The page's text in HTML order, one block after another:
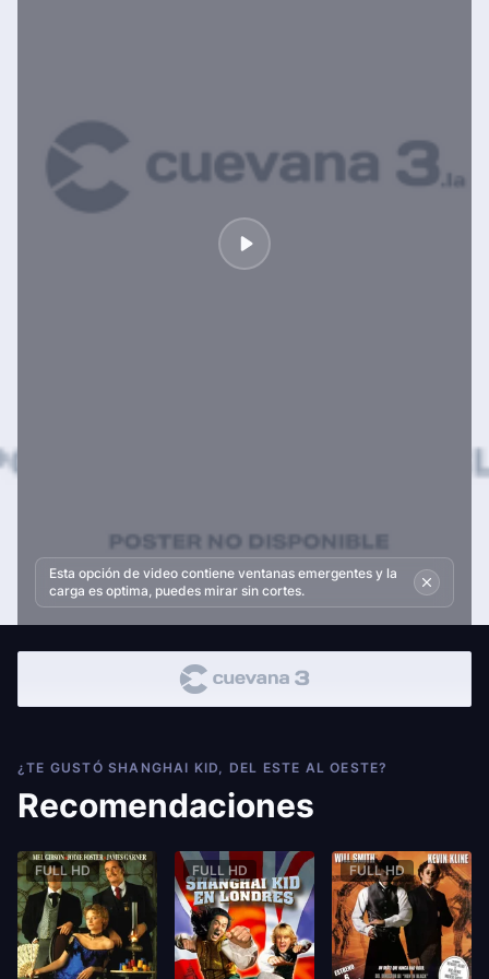
Esta opción de video contiene ventanas emergentes y la
carga es optima, puedes mirar sin cortes.
¿TE GUSTÓ SHANGHAI KID, DEL ESTE AL OESTE?
Recomendaciones
FULL HD FULL HD FULL HD